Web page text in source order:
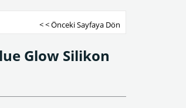
< < Önceki Sayfaya Dön
Glow Silikon